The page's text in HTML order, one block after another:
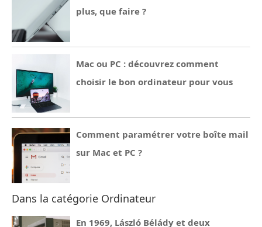
plus, que faire ?
Mac ou PC : découvrez comment
choisir le bon ordinateur pour vous
Comment paramétrer votre boîte mail
sur Mac et PC ?
Dans la catégorie Ordinateur
En 1969, László Bélády et deux